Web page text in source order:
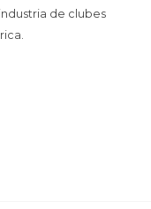
de clubes